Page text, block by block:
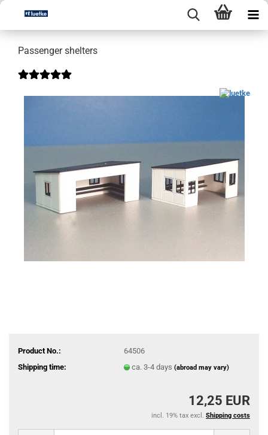
Passenger shelters
Product No.:
64506
Shipping time:
ca. 3-4 days (abroad may vary)
12,25 EUR
incl. 19% tax excl. Shipping costs